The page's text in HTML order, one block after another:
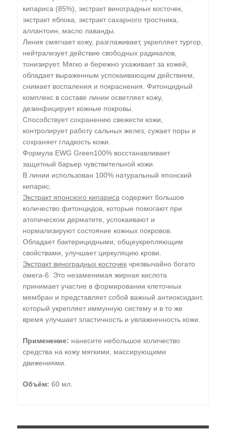
кипариса (85%), экстракт виноградных косточек,
экстракт яблока, экстракт сахарного тростника,
аллантоин, масло лаванды.
Линия смягчает кожу, разглаживает, укрепляет тургор,
нейтрализует действие свободных радикалов,
тонизирует. Мягко и бережно ухаживает за кожей,
обладает выраженным успокаивающим действием,
снимает воспаления и покраснения. Фитонцидный
комплекс в составе линии осветляет кожу,
дезинфицирует кожные покровы.
Способствует сохранению свежести кожи,
контролирует работу сальных желез, сужает поры и
сохраняет гладкость кожи.
Формула EWG Green100% восстанавливает
защитный барьер чувствительной кожи.
В линии использован 100% натуральный японский
кипарис.
Экстракт японского кипариса содержит большое
количество фитонцидов, которые помогают при
атопическом дерматите, успокаивают и
нормализируют состояние кожных покровов.
Обладает бактерицидными, общеукрепляющим
свойствами, улучшает циркуляцию крови.
Экстракт виноградных косточек чрезвычайно богато
омега-6. Это незаменимая жирная кислота
принимает участие в формировании клеточных
мембран и представляет собой важный антиоксидант,
который укрепляет иммунную систему и в то же
время улучшает эластичность и увлажненность кожи.
Применение: нанесите небольшое количество
средства на кожу мягкими, массирующими
движениями.
Объём: 60 мл.